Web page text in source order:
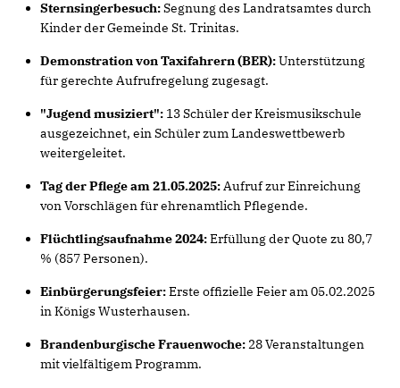
Sternsingerbesuch:Segnung des Landratsamtes durch
Kinder der Gemeinde St. Trinitas.
Demonstration von Taxifahrern (BER):Unterstützung
für gerechte Aufrufregelung zugesagt.
"Jugend musiziert": 13 Schüler der Kreismusikschule
ausgezeichnet, ein Schüler zum Landeswettbewerb
weitergeleitet.
Tag der Pflege am 21.05.2025:Aufruf zur Einreichung
von Vorschlägen für ehrenamtlich Pflegende.
Flüchtlingsaufnahme 2024:Erfüllung der Quote zu 80,7
% (857 Personen).
Einbürgerungsfeier:Erste offizielle Feier am 05.02.2025
in Königs Wusterhausen.
Brandenburgische Frauenwoche:28 Veranstaltungen
mit vielfältigem Programm.